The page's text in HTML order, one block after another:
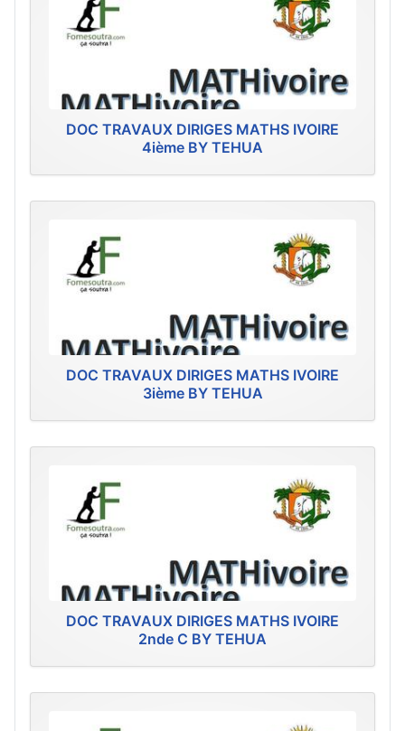
DOC TRAVAUX DIRIGES MATHS IVOIRE
4ième BY TEHUA
DOC TRAVAUX DIRIGES MATHS IVOIRE
3ième BY TEHUA
DOC TRAVAUX DIRIGES MATHS IVOIRE
2nde C BY TEHUA